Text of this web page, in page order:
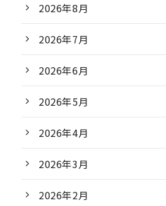
2026年8月
2026年7月
2026年6月
2026年5月
2026年4月
2026年3月
2026年2月